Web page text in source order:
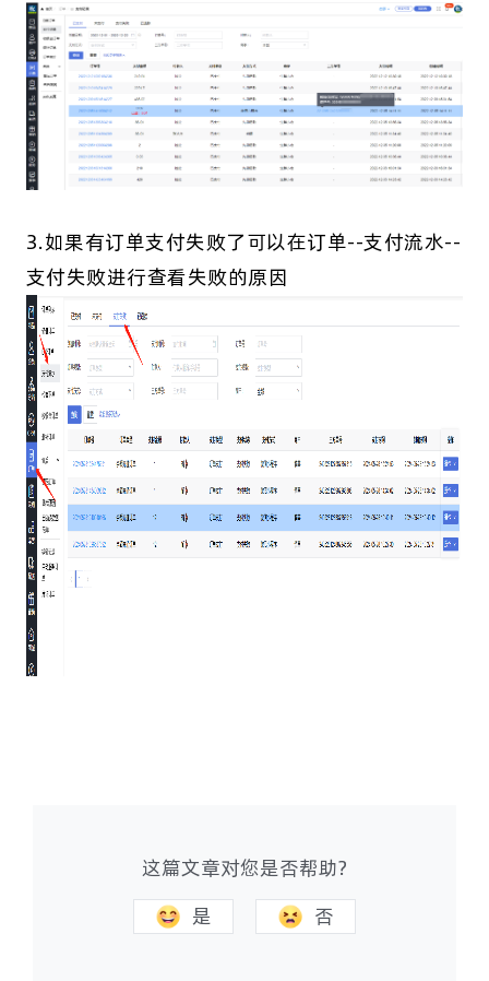
3.如果有订单支付失败了可以在订单--支付流水--
支付失败进行查看失败的原因
这篇文章对您是否帮助?
是
否